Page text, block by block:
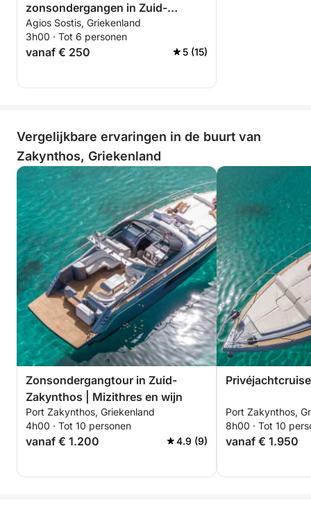
zonsondergangen in Zuid-
Zakynthos.
Agios Sostis, Griekenland
3h00 · Tot 6 personen
vanaf € 250 5 (15)
Vergelijkbare ervaringen in de buurt van
Zakynthos, Griekenland
Zonsondergangtour in Zuid-
Zakynthos | Mizithres en wijn
Port Zakynthos, Griekenland
4h00 · Tot 10 personen
vanaf € 1.200 4.9 (9)
Port Zakynthos,
8h00 · Tot 10
vanaf € 1.950